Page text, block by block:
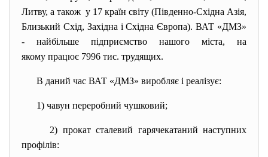
Литву, а також у 17 країн світу (Південно-Східна Азія,
Близький Схід, Західна і Східна Європа). ВАТ «ДМЗ»
- найбільше підприємство нашого міста, на
якому працює 7996 тис. трудящих.
В даний час ВАТ «ДМЗ» виробляє і реалізує:
1) чавун переробний чушковий;
2) прокат сталевий гарячекатаний наступних
профілів: